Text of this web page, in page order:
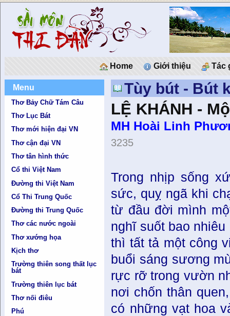
Home Giới thiệu Tác
Menu
Thơ Bảy Chữ Tám Câu
Thơ Lục Bát
Thơ mới hiện đại VN
Thơ cận đại VN
Thơ tân hình thức
Cổ thi Việt Nam
Đường thi Việt Nam
Cổ Thi Trung Quốc
Đường thi Trung Quốc
Thơ các nước ngoài
Thơ xướng họa
Kịch thơ
Trường thiên song thất lục
bát
Trường thiên lục bát
Thơ nối điêu
Phú
Tùy bút - Bút
LỆ KHÁNH -
MH Hoài Linh
3235
Trong nhịp sống
sức, quỵ ngã khi
từ đầu đời mình
nghĩ suốt bao
thì tất tả một công
buổi sáng sương
rực rỡ trong vườn
nơi chốn thân
có những vạt hoa